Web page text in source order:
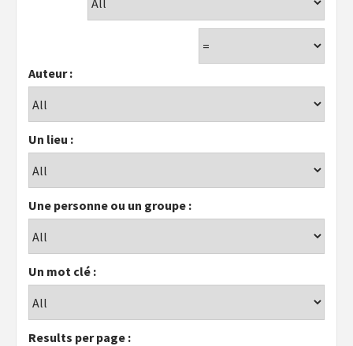
Auteur :
Un lieu :
Une personne ou un groupe :
Un mot clé :
Results per page :